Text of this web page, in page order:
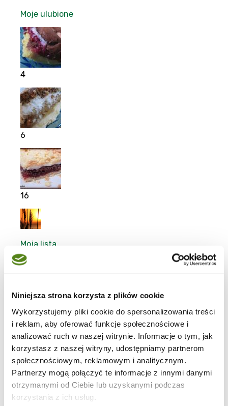
Niniejsza strona korzysta z plików cookie
Wykorzystujemy pliki cookie do spersonalizowania treści
i reklam, aby oferować funkcje społecznościowe i
analizować ruch w naszej witrynie. Informacje o tym, jak
korzystasz z naszej witryny, udostępniamy partnerom
społecznościowym, reklamowym i analitycznym.
Partnerzy mogą połączyć te informacje z innymi danymi
otrzymanymi od Ciebie lub uzyskanymi podczas
korzystania z ich usług.
Moje ulubione
4
6
16
Moja lista
70